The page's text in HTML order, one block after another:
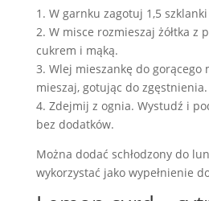
1. W garnku zagotuj 1,5
2. W misce rozmieszaj żółtka z
cukrem i mąką.
3. Wlej mieszankę do gorącego
mieszaj, gotując do zgęstnienia.
4. Zdejmij z ognia. Wystudź i
bez dodatków.
Można dodać schłodzony do
wykorzystać jako wypełnienie